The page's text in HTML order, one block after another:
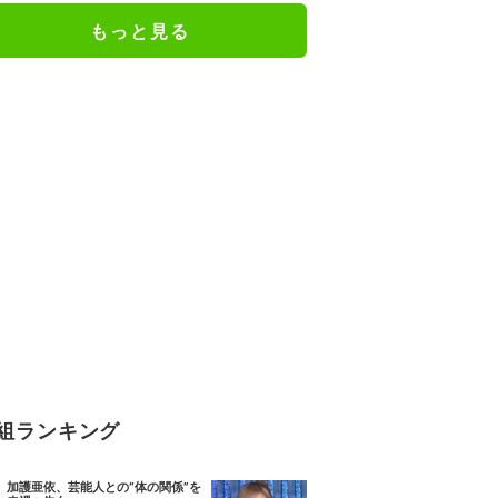
もっと見る
ランキング
加護亜依、芸能人との“体の関係”を